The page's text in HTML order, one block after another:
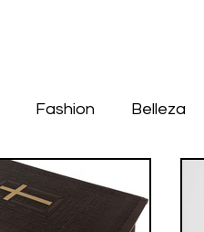
Fashion Belleza